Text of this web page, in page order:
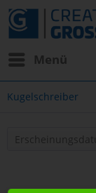
Menü
Kugelschreiber